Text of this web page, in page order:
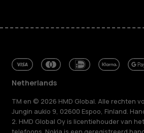
Netherlands
TM en © 2026 HMD Global. Alle rechten
Jungin aukio 9, 02600 Espoo, Finland.
2. HMD Global Oy is licentiehouder van